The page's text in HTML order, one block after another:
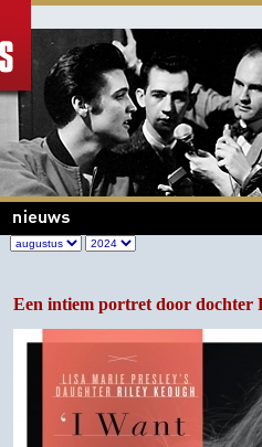
Een intiem portret door dochter